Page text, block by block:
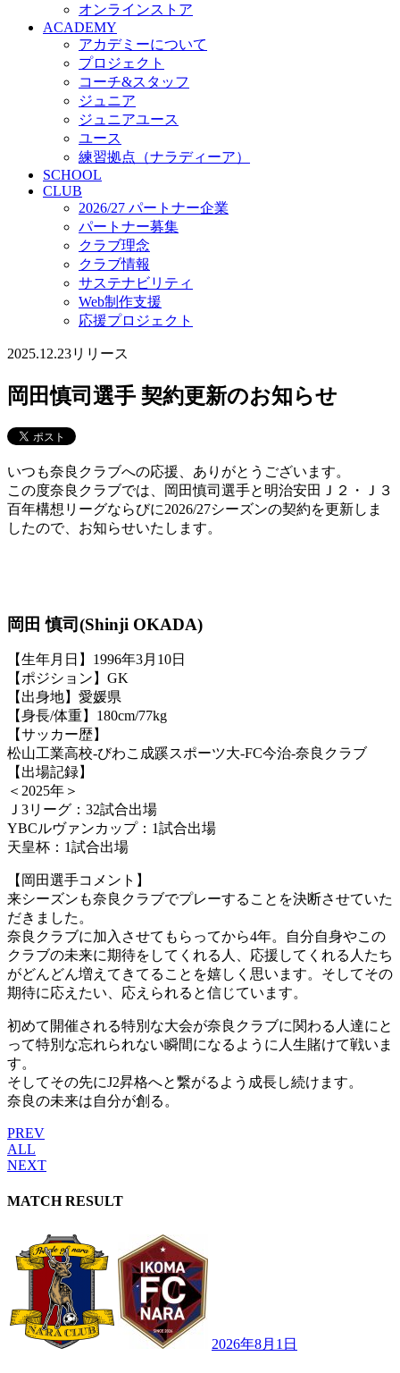
応援プロジェクト
オンラインストア
ACADEMY
アカデミーについて
プロジェクト
コーチ&スタッフ
ジュニア
ジュニアユース
ユース
練習拠点（ナラディーア）
SCHOOL
CLUB
2026/27 パートナー企業
パートナー募集
クラブ理念
クラブ情報
サステナビリティ
Web制作支援
応援プロジェクト
2025.12.23リリース
岡田慎司選手 契約更新のお知らせ
いつも奈良クラブへの応援、ありがとうございます。
この度奈良クラブでは、岡田慎司選手と明治安田Ｊ２・Ｊ３
百年構想リーグならびに2026/27シーズンの契約を更新しま
したので、お知らせいたします。
岡田 慎司(Shinji OKADA)
【生年月日】1996年3月10日
【ポジション】GK
【出身地】愛媛県
【身長/体重】180cm/77kg
【サッカー歴】
松山工業高校-びわこ成蹊スポーツ大-FC今治-奈良クラブ
【出場記録】
＜2025年＞
Ｊ3リーグ：32試合出場
YBCルヴァンカップ：1試合出場
天皇杯：1試合出場
【岡田選手コメント】
来シーズンも奈良クラブでプレーすることを決断させていた
だきました。
奈良クラブに加入させてもらってから4年。自分自身やこの
クラブの未来に期待をしてくれる人、応援してくれる人たち
がどんどん増えてきてることを嬉しく思います。そしてその
期待に応えたい、応えられると信じています。
初めて開催される特別な大会が奈良クラブに関わる人達にと
って特別な忘れられない瞬間になるように人生賭けて戦いま
す。
そしてその先にJ2昇格へと繋がるよう成長し続けます。
奈良の未来は自分が創る。
PREV
ALL
NEXT
MATCH RESULT
2026年8月1日